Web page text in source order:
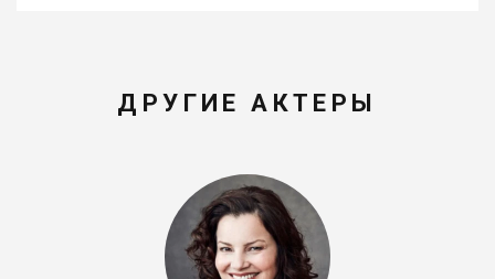
ДРУГИЕ АКТЕРЫ